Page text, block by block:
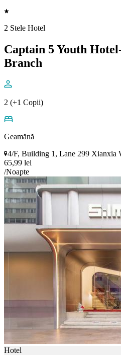
2 Stele Hotel
Captain 5 Youth
Branch
2 (+1 Copii)
Geamănă
4/F, Building 1, Lane 299 Xianxia
65,99 lei
/Noapte
Hotel